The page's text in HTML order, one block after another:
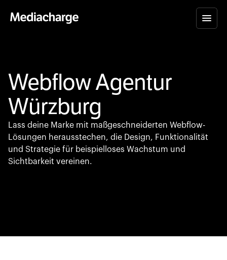
Webflow Agentur
Würzburg
Lass deine Marke mit maßgeschneiderten Webflow-
Lösungen herausstechen, die Design, Funktionalität
und Strategie für beispielloses Wachstum und
Sichtbarkeit vereinen.